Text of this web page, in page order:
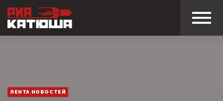
ЛЕНТА НОВОСТЕЙ